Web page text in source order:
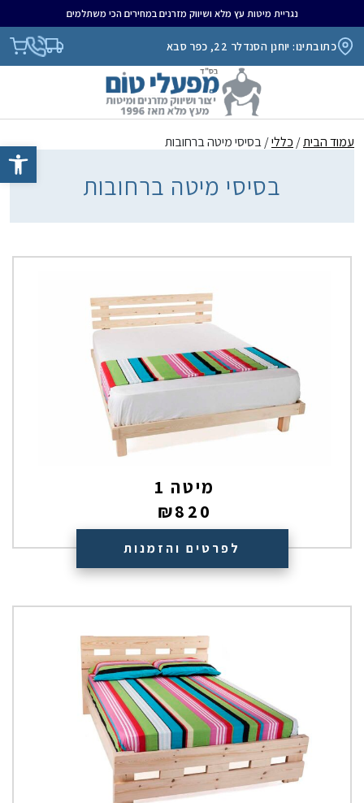
פתח סרגל
נגריית מיטות עץ מלא ושיווק מזרנים במחירים הכי משתלמים
כתובתינו: יוחנן הסנדלר 22, כפר סבא
עמוד הבית/ כללי/ בסיסי מיטה ברחובות
בסיסי מיטה ברחובות
מיטה 1
₪820
לפרטים והזמנות